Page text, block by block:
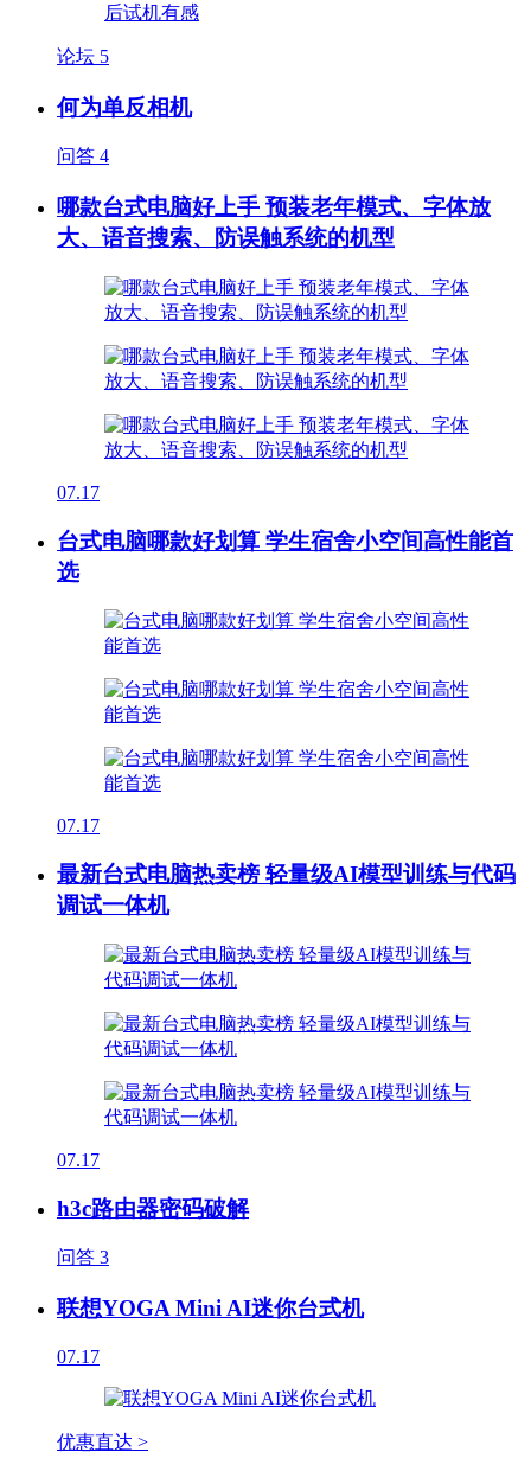
论坛 5
何为单反相机
问答 4
哪款台式电脑好上手 预装老年模式、字体放
大、语音搜索、防误触系统的机型
07.17
台式电脑哪款好划算 学生宿舍小空间高性能首
选
07.17
最新台式电脑热卖榜 轻量级AI模型训练与代码
调试一体机
07.17
h3c路由器密码破解
问答 3
联想YOGA Mini AI迷你台式机
07.17
优惠直达 >